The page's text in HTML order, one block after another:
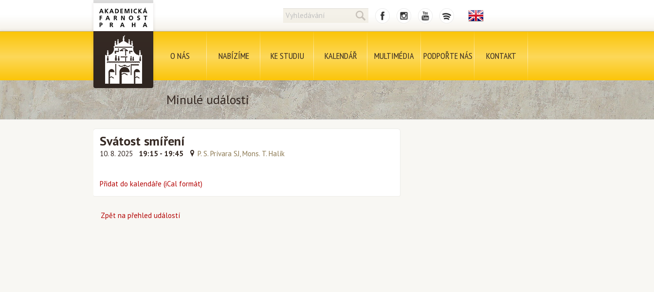
O NÁS NABÍZÍME KE STUDIU KALENDÁŘ MULTIMÉDIA PODPOŘTE NÁS KONTAKT
Minulé události
Svátost smíření
10. 8. 2025 19:15 - 19:45 P. S. Prívara SJ, Mons. T. Halík
Přidat do kalendáře (iCal formát)
Zpět na přehled událostí